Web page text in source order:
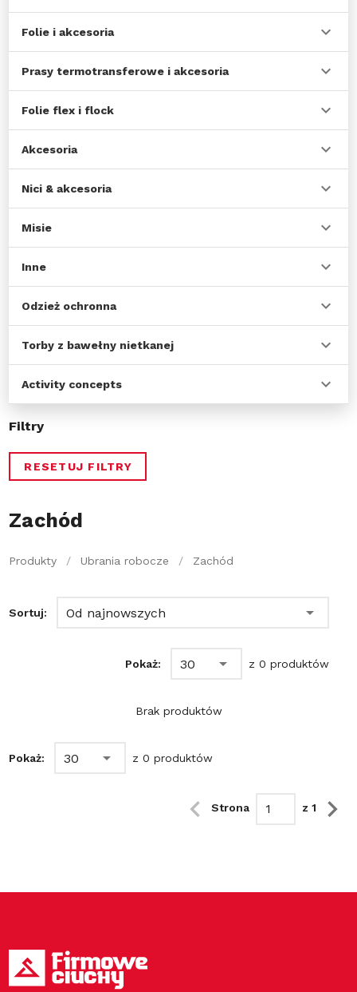
Folie i akcesoria
Prasy termotransferowe i akcesoria
Folie flex i flock
Akcesoria
Nici & akcesoria
Misie
Inne
Odzież ochronna
Torby z bawełny nietkanej
Activity concepts
Filtry
RESETUJ FILTRY
Zachód
Produkty / Ubrania robocze / Zachód
Sortuj: Od najnowszych
Pokaż: 30 z 0 produktów
Brak produktów
Pokaż: 30 z 0 produktów
Strona z 1